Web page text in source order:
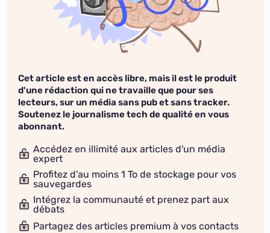
Cet article est en accès libre, mais il est le produit
d'une rédaction qui ne travaille que pour ses
lecteurs, sur un média sans pub et sans tracker.
Soutenez le journalisme tech de qualité en vous
abonnant.
Accédez en illimité aux articles d'un média
expert
Profitez d'au moins 1 To de stockage pour vos
sauvegardes
Intégrez la communauté et prenez part aux
débats
Partagez des articles premium à vos contacts